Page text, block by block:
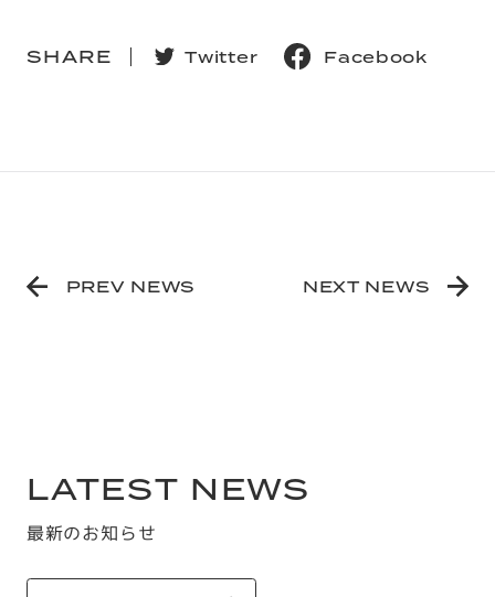
SHARE Twitter Facebook
PREV NEWS NEXT NEWS
LATEST NEWS
最新のお知らせ